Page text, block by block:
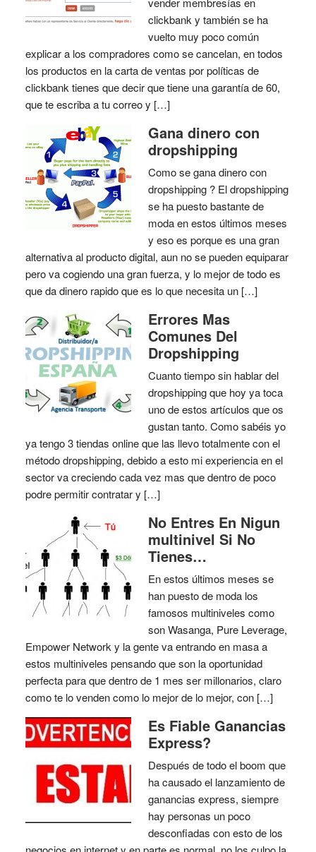
clickbank y también se ha
vuelto muy poco común
explicar a los compradores como se cancelan, en todos
los productos en la carta de ventas por políticas de
clickbank tienes que decir que tiene una garantía de 60,
que te escriba a tu correo y […]
Gana dinero con
dropshipping
Como se gana dinero con
dropshipping ? El dropshipping
se ha puesto bastante de
moda en estos últimos meses
y eso es porque es una gran
alternativa al producto digital, aun no se pueden equiparar
pero va cogiendo una gran fuerza, y lo mejor de todo es
que da dinero rapido que es lo que necesita un […]
Errores Mas
Comunes Del
Dropshipping
Cuanto tiempo sin hablar del
dropshipping que hoy ya toca
uno de estos artículos que os
gustan tanto. Como sabéis yo
ya tengo 3 tiendas online que las llevo totalmente con el
método dropshipping, debido a esto mi experiencia en el
sector va creciendo cada vez mas que dentro de poco
podre permitir contratar y […]
No Entres En Nigun
multinivel Si No
Tienes…
En estos últimos meses se
han puesto de moda los
famosos multiniveles como
son Wasanga, Pure Leverage,
Empower Network y la gente va entrando en masa a
estos multiniveles pensando que son la oportunidad
perfecta para que dentro de 1 mes ser millonarios, claro
como te lo venden como lo mejor de lo mejor, con […]
Es Fiable Ganancias
Express?
Después de todo el boom que
ha causado el lanzamiento de
ganancias express, siempre
hay personas un poco
desconfiadas con esto de los